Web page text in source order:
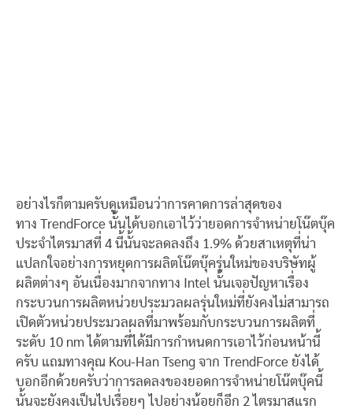
อย่างไรก็ตามครับดูเหมือนว่าการคาดการล่าสุดของ
ทาง TrendForce นั้นได้บอกเอาไว้ว่ายอดการจำหน่ายโน๊ตบุ๊ค
ประจำไตรมาสที่ 4 นี้นั้นจะลดลงถึง 1.9% ด้วยสาเหตุที่น่า
แปลกใจอย่างการหยุดการผลิตโน๊ตบุ๊ครุ่นใหม่ของบริษัทผู้
ผลิตต่างๆ อันเนื่องมากจากทาง Intel นั้นเจอปัญหาเรื่อง
กระบวนการผลิตหน่วยประมวลผลรุ่นใหม่ที่ยังคงไม่สามารถ
เปิดตัวหน่วยประมวลผลที่มาพร้อมกับกระบวนการผลิตที่
ระดับ 10 nm ได้ตามที่ได้มีการกำหนดการเอาไว้ก่อนหน้านี้
ครับ แถมทางคุณ Kou-Han Tseng จาก TrendForce ยังได้
บอกอีกด้วยครับว่าการลดลงของยอดการจำหน่ายโน๊ตบุ๊คนี้
นั้นจะยังคงเป็นไปเรื่อยๆ ไปอย่างน้อยก็อีก 2 ไตรมาสแรก